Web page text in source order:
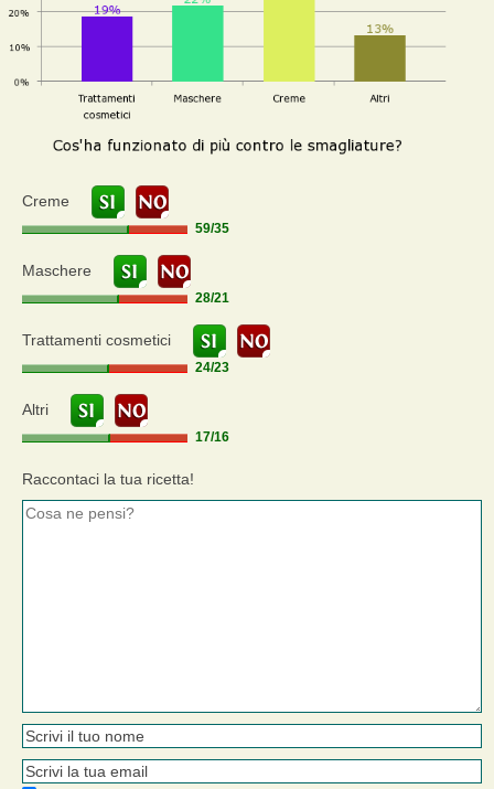
Creme
59/35
Maschere
28/21
Trattamenti cosmetici
24/23
Altri
17/16
Raccontaci la tua ricetta!